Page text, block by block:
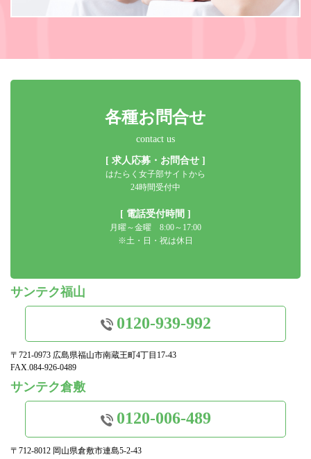
各種お問合せ
contact us
[ 求人応募・お問合せ ]
はたらく女子部サイトから
24時間受付中
[ 電話受付時間 ]
月曜～金曜 8:00～17:00
※土・日・祝は休日
サンテク福山
0120-939-992
〒721-0973 広島県福山市南蔵王町4丁目17-43
FAX.084-926-0489
サンテク倉敷
0120-006-489
〒712-8012 岡山県倉敷市連島5-2-43